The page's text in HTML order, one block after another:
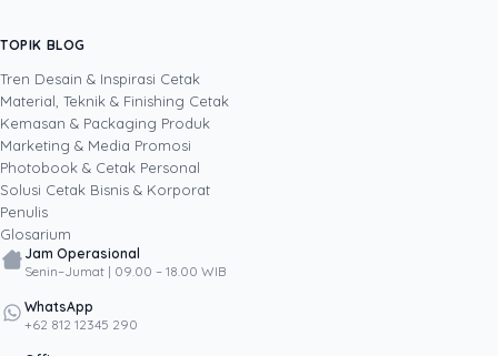
brosur, kemasan, atau banner sebagai investasi
yang jelas hitungan untungnya.
Popular
TOPIK BLOG
Tren Desain & Inspirasi Cetak
Material, Teknik & Finishing Cetak
Kemasan & Packaging Produk
Marketing & Media Promosi
Photobook & Cetak Personal
Solusi Cetak Bisnis & Korporat
Penulis
Glosarium
Jam Operasional
Senin–Jumat | 09.00 – 18.00 WIB
WhatsApp
+62 812 12345 290